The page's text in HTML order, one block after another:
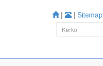
| | Sitemap